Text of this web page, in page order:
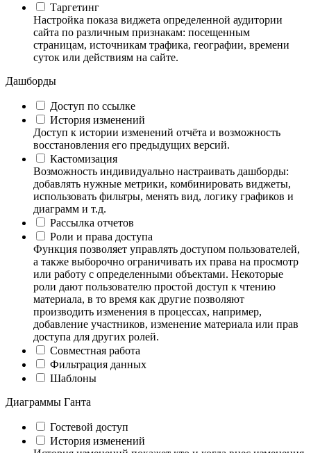
Таргетинг
Настройка показа виджета определенной аудитории
сайта по различным признакам: посещенным
страницам, источникам трафика, географии, времени
суток или действиям на сайте.
Дашборды
Доступ по ссылке
История изменений
Доступ к истории изменений отчёта и возможность
восстановления его предыдущих версий.
Кастомизация
Возможность индивидуально настраивать дашборды:
добавлять нужные метрики, комбинировать виджеты,
использовать фильтры, менять вид, логику графиков и
диаграмм и т.д.
Рассылка отчетов
Роли и права доступа
Функция позволяет управлять доступом пользователей,
а также выборочно ограничивать их права на просмотр
или работу с определенными объектами. Некоторые
роли дают пользователю простой доступ к чтению
материала, в то время как другие позволяют
производить изменения в процессах, например,
добавление участников, изменение материала или прав
доступа для других ролей.
Совместная работа
Фильтрация данных
Шаблоны
Диаграммы Ганта
Гостевой доступ
История изменений